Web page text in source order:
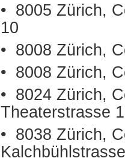
• 8005 Zürich,
10
• 8008 Zürich,
• 8008 Zürich,
• 8024 Zürich,
Theaterstrasse
• 8038 Zürich,